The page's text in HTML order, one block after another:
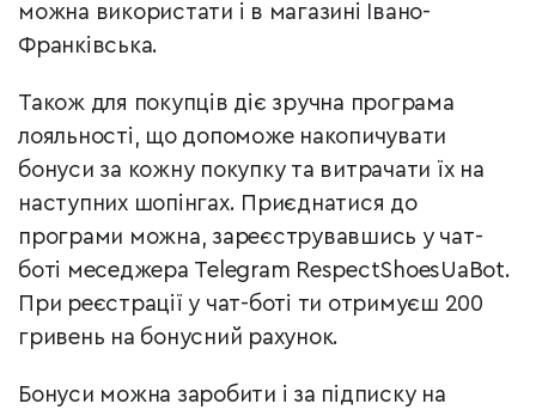
можна використати і в магазині Івано-
Франківська.
Також для покупців діє зручна програма
лояльності, що допоможе накопичувати
бонуси за кожну покупку та витрачати їх на
наступних шопінгах. Приєднатися до
програми можна, зареєструвавшись у чат-
боті меседжера Telegram RespectShoesUaBot.
При реєстрації у чат-боті ти отримуєш 200
гривень на бонусний рахунок.
Бонуси можна заробити і за підписку на